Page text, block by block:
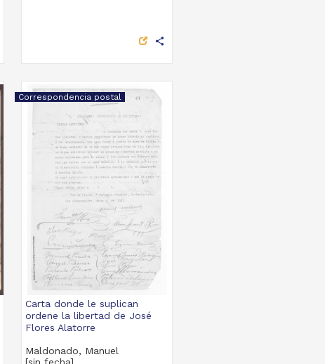
share
Correspondencia postal
Carta donde le suplican
ordene la libertad de José
Flores Alatorre
Maldonado, Manuel